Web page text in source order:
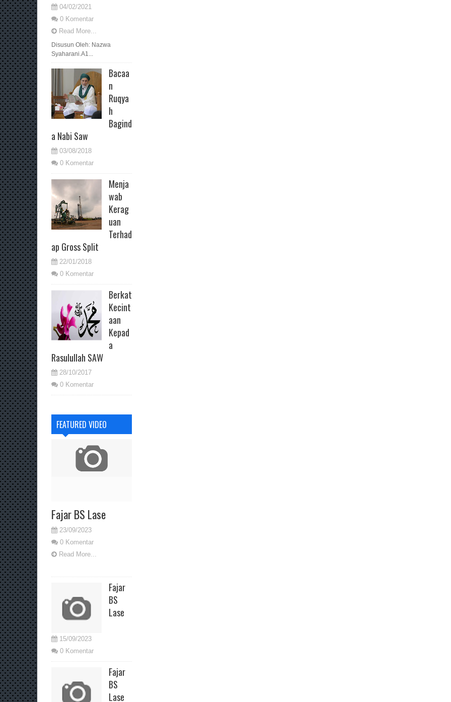
04/02/2021
0 Komentar
Read More...
Disusun Oleh: Nazwa
Syaharani.A1...
Bacaa
n
Ruqya
h
Bagind
a Nabi Saw
03/08/2018
0 Komentar
Menja
wab
Kerag
uan
Terhad
ap Gross Split
22/01/2018
0 Komentar
Berkat
Kecint
aan
Kepad
a
Rasulullah SAW
28/10/2017
0 Komentar
FEATURED VIDEO
Fajar BS Lase
23/09/2023
0 Komentar
Read More...
Fajar
BS
Lase
15/09/2023
0 Komentar
Fajar
BS
Lase